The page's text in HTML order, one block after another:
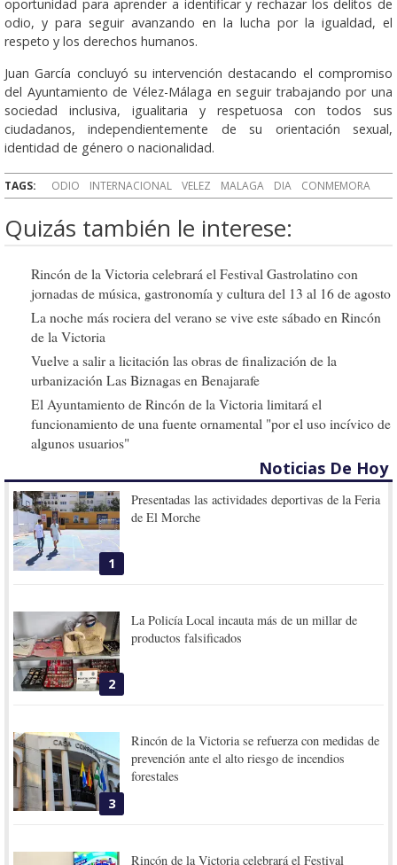
oportunidad para aprender a identificar y rechazar los delitos de
odio, y para seguir avanzando en la lucha por la igualdad, el
respeto y los derechos humanos.
Juan García concluyó su intervención destacando el compromiso
del Ayuntamiento de Vélez-Málaga en seguir trabajando por una
sociedad inclusiva, igualitaria y respetuosa con todos sus
ciudadanos, independientemente de su orientación sexual,
identidad de género o nacionalidad.
TAGS: ODIO INTERNACIONAL VELEZ MALAGA DIA CONMEMORA
Quizás también le interese:
Rincón de la Victoria celebrará el Festival Gastrolatino con
jornadas de música, gastronomía y cultura del 13 al 16 de agosto
La noche más rociera del verano se vive este sábado en Rincón
de la Victoria
Vuelve a salir a licitación las obras de finalización de la
urbanización Las Biznagas en Benajarafe
El Ayuntamiento de Rincón de la Victoria limitará el
funcionamiento de una fuente ornamental "por el uso incívico de
algunos usuarios"
Noticias De Hoy
1
Presentadas las actividades deportivas de la Feria
de El Morche
2
La Policía Local incauta más de un millar de
productos falsificados
3
Rincón de la Victoria se refuerza con medidas de
prevención ante el alto riesgo de incendios
forestales
Rincón de la Victoria celebrará el Festival